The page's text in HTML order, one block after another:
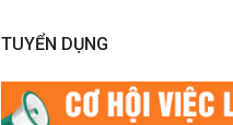
TUYỂN DỤNG